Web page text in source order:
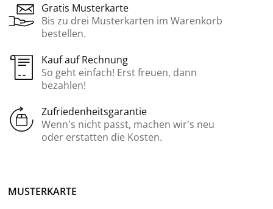
Gratis Musterkarte
Bis zu drei Musterkarten im Warenkorb
bestellen.
Kauf auf Rechnung
So geht einfach! Erst freuen, dann
bezahlen!
Zufriedenheitsgarantie
Wenn’s nicht passt, machen wir’s neu
oder erstatten die Kosten.
MUSTERKARTE